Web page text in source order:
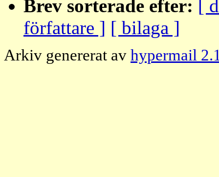
Brev sorterade efter:
[
författare ] [ bilaga ]
Arkiv genererat av hypermail